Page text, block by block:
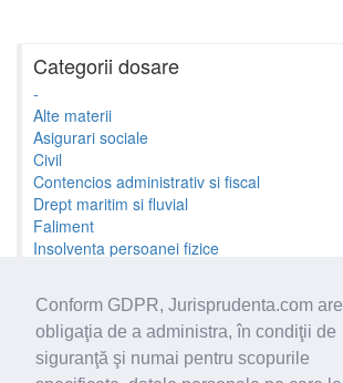
Conform GDPR, Jurisprudenta.com are
obligaţia de a administra, în condiţii de
siguranţă şi numai pentru scopurile
Categorii dosare
-
Alte materii
Asigurari sociale
Civil
Contencios administrativ si fiscal
Drept maritim si fluvial
Faliment
Insolventa persoanei fizice
Minori si familie
Penal
Proprietate Intelectuala